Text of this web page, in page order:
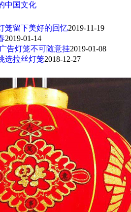
中国文化
笼留下美好的回忆2019-11-19
2019-01-14
告灯笼不可随意挂2019-01-08
选拉丝灯笼2018-12-27